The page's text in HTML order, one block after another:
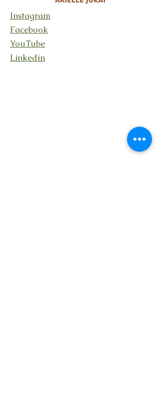
Instagram
Facebook
YouTube
Linkedin